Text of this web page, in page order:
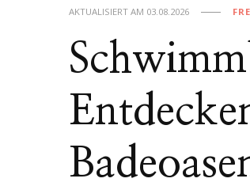
AKTUALISIERT AM 03.08.2026